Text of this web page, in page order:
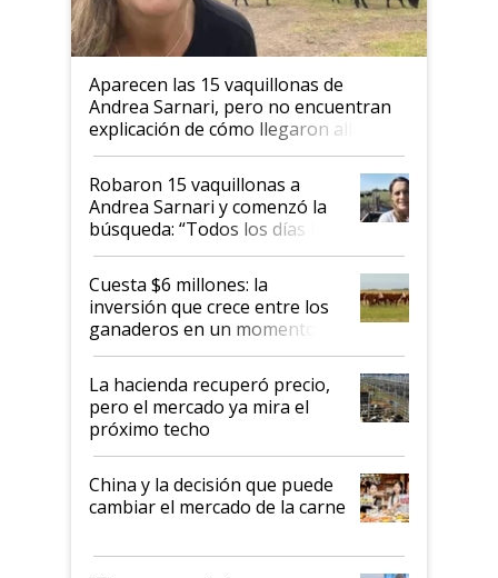
Aparecen las 15 vaquillonas de
Andrea Sarnari, pero no encuentran
explicación de cómo llegaron allí
Robaron 15 vaquillonas a
Andrea Sarnari y comenzó la
búsqueda: “Todos los días le
toca a algún productor”
Cuesta $6 millones: la
inversión que crece entre los
ganaderos en un momento
histórico para la actividad
La hacienda recuperó precio,
pero el mercado ya mira el
próximo techo
China y la decisión que puede
cambiar el mercado de la carne